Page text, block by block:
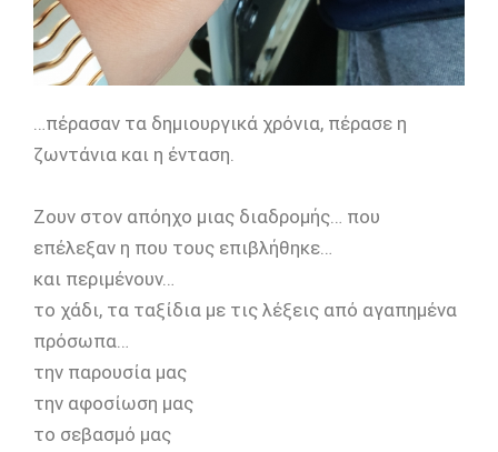
…πέρασαν τα δημιουργικά χρόνια, πέρασε η
ζωντάνια και η ένταση.
Ζουν στον απόηχο μιας διαδρομής… που
επέλεξαν η που τους επιβλήθηκε…
και περιμένουν…
το χάδι, τα ταξίδια με τις λέξεις από αγαπημένα
πρόσωπα…
την παρουσία μας
την αφοσίωση μας
το σεβασμό μας